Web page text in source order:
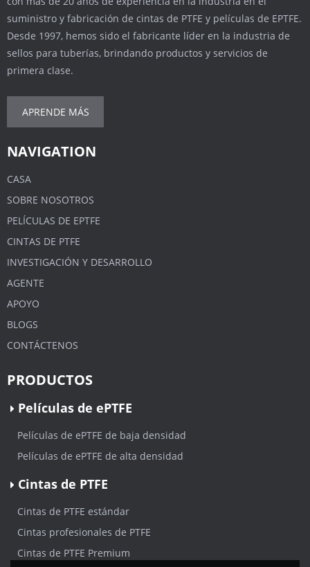
suministro y fabricación de cintas de PTFE y películas de EPTFE.
Desde 1997, hemos sido el fabricante líder en la industria de
sellos para tuberías, brindando productos y servicios de
primera clase.
APRENDE MÁS
NAVIGATION
CASA
SOBRE NOSOTROS
PELÍCULAS DE EPTFE
CINTAS DE PTFE
INVESTIGACIÓN Y DESARROLLO
AGENTE
APOYO
BLOGS
CONTÁCTENOS
PRODUCTOS
Películas de ePTFE
Películas de ePTFE de baja densidad
Películas de ePTFE de alta densidad
Cintas de PTFE
Cintas de PTFE estándar
Cintas profesionales de PTFE
Cintas de PTFE Premium